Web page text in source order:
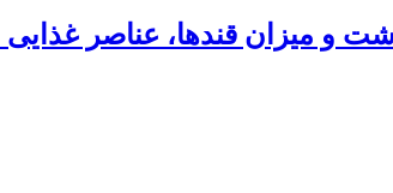
و میزان قندها، عناصر